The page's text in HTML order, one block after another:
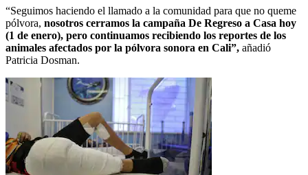
“Seguimos haciendo el llamado a la comunidad para que no queme
pólvora, nosotros cerramos la campaña De Regreso a Casa hoy
(1 de enero), pero continuamos recibiendo los reportes de los
animales afectados por la pólvora sonora en Cali”, añadió
Patricia Dosman.